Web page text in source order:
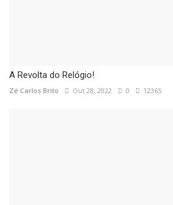
A Revolta do Relógio!
Zé Carlos Brito Out 28, 2022 0 12365